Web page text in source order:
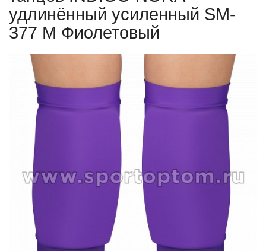
удлинённый усиленный SM-
377 M Фиолетовый